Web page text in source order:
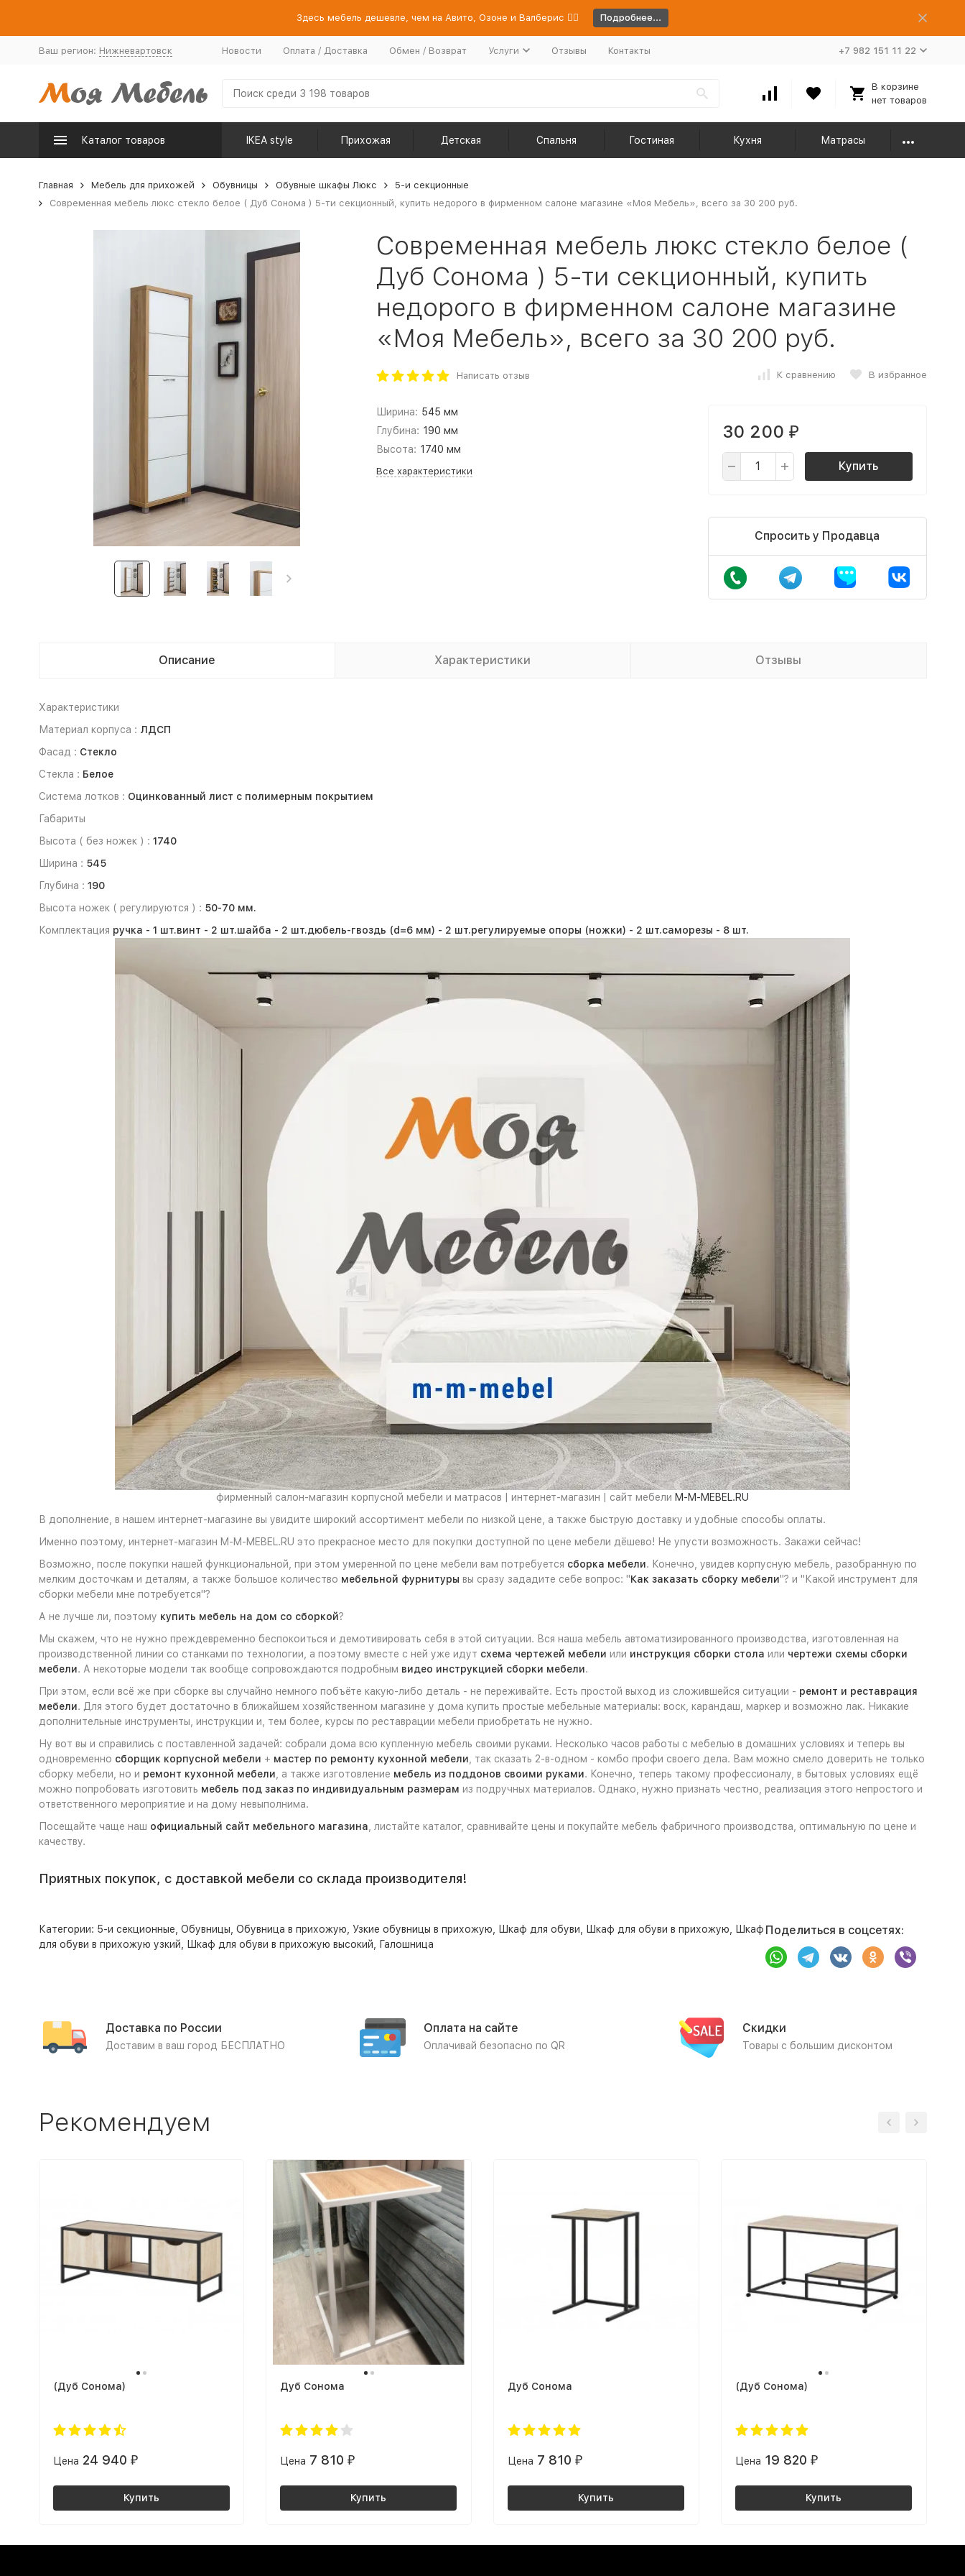
Здесь мебель дешевле, чем на Авито, Озоне и Валберис 👉🏻 Подробнее...
Ваш регион: Нижневартовск Новости Оплата / Доставка Обмен / Возврат Услуги Отзывы Контакты +7 982 151 11 22
В корзине
нет товаров
Каталог товаров IKEA style Прихожая Детская Спальня Гостиная Кухня Матрасы
Главная Мебель для прихожей Обувницы Обувные шкафы Люкс
5-и секционные
Современная мебель люкс стекло белое ( Дуб Сонома ) 5-ти секционный, купить недорого в фирменном салоне магазине «Моя Мебель», всего за 30 200 руб.
Современная мебель люкс стекло белое (
Дуб Сонома ) 5-ти секционный, купить
недорого в фирменном салоне магазине
«Моя Мебель», всего за 30 200 руб.
Написать отзыв К сравнению В избранное
Ширина: 545 мм
Глубина: 190 мм
Высота: 1740 мм
Все характеристики
30 200 ₽
Купить
Спросить у Продавца
Описание Характеристики Отзывы
Характеристики
Материал корпуса : ЛДСП
Фасад : Стекло
Стекла : Белое
Система лотков : Оцинкованный лист с полимерным покрытием
Габариты
Высота ( без ножек ) : 1740
Ширина : 545
Глубина : 190
Высота ножек ( регулируются ) : 50-70 мм.
Комплектация ручка - 1 шт.винт - 2 шт.шайба - 2 шт.дюбель-гвоздь (d=6 мм) - 2 шт.регулируемые опоры (ножки) - 2 шт.саморезы - 8 шт.
фирменный салон-магазин корпусной мебели и матрасов | интернет-магазин | сайт мебели M-M-MEBEL.RU
В дополнение, в нашем интернет-магазине вы увидите широкий ассортимент мебели по низкой цене, а также быструю доставку и удобные способы оплаты.
Именно поэтому, интернет-магазин M-M-MEBEL.RU это прекрасное место для покупки доступной по цене мебели дёшево! Не упусти возможность. Закажи сейчас!
Возможно, после покупки нашей функциональной, при этом умеренной по цене мебели вам потребуется сборка мебели. Конечно, увидев корпусную мебель, разобранную по
мелким досточкам и деталям, а также большое количество мебельной фурнитуры вы сразу зададите себе вопрос: "Как заказать сборку мебели"? и "Какой инструмент для
сборки мебели мне потребуется"?
А не лучше ли, поэтому купить мебель на дом со сборкой?
Мы скажем, что не нужно преждевременно беспокоиться и демотивировать себя в этой ситуации. Вся наша мебель автоматизированного производства, изготовленная на
производственной линии со станками по технологии, а поэтому вместе с ней уже идут схема чертежей мебели или инструкция сборки стола или чертежи схемы сборки
мебели. А некоторые модели так вообще сопровождаются подробным видео инструкцией сборки мебели.
При этом, если всё же при сборке вы случайно немного побъёте какую-либо деталь - не переживайте. Есть простой выход из сложившейся ситуации - ремонт и реставрация
мебели. Для этого будет достаточно в ближайшем хозяйственном магазине у дома купить простые мебельные материалы: воск, карандаш, маркер и возможно лак. Никакие
дополнительные инструменты, инструкции и, тем более, курсы по реставрации мебели приобретать не нужно.
Ну вот вы и справились с поставленной задачей: собрали дома всю купленную мебель своими руками. Несколько часов работы с мебелью в домашних условиях и теперь вы
одновременно сборщик корпусной мебели + мастер по ремонту кухонной мебели , так сказать 2-в-одном - комбо профи своего дела. Вам можно смело доверить не только
сборку мебели, но и ремонт кухонной мебели , а также изготовление мебель из поддонов своими руками. Конечно, теперь такому профессионалу, в бытовых условиях ещё
можно попробовать изготовить мебель под заказ по индивидуальным размерам из подручных материалов. Однако, нужно признать честно, реализация этого непростого и
ответственного мероприятие и на дому невыполнима.
Посещайте чаще наш официальный сайт мебельного магазина , листайте каталог, сравнивайте цены и покупайте мебель фабричного производства, оптимальную по цене и
качеству.
Приятных покупок, с доставкой мебели со склада производителя!
Категории: 5-и секционные Обувницы Обувница в прихожую Узкие обувницы в прихожую Шкаф для обуви Шкаф для обуви в прихожую
Шкаф
для обуви в прихожую узкий
Шкаф для обуви в прихожую высокий Галошница
Поделиться в соцсетях:
Доставка по России
Доставим в ваш город БЕСПЛАТНО
Оплата на сайте
Оплачивай безопасно по QR
Скидки
Товары с большим дисконтом
Рекомендуем
(Дуб Сонома)
Цена 24 940 ₽
Купить
Дуб Сонома
Цена 7 810₽
Купить
Дуб Сонома
Цена 7 810 ₽
Купить
(Дуб Сонома)
Цена 19 820 ₽
Купить